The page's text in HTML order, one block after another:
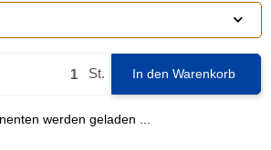
St. In den Warenkorb
werden geladen ...